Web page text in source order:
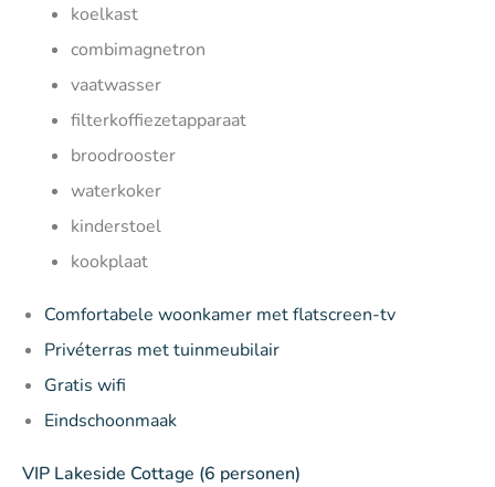
koelkast
combimagnetron
vaatwasser
filterkoffiezetapparaat
broodrooster
waterkoker
kinderstoel
kookplaat
Comfortabele woonkamer met flatscreen-tv
Privéterras met tuinmeubilair
Gratis wifi
Eindschoonmaak
VIP Lakeside Cottage (6 personen)